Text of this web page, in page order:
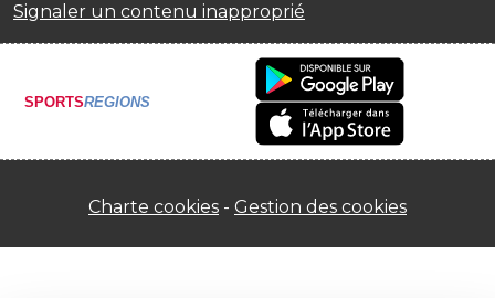
Signaler un contenu inapproprié
SPORTSREGIONS
Charte cookies Gestion des cookies